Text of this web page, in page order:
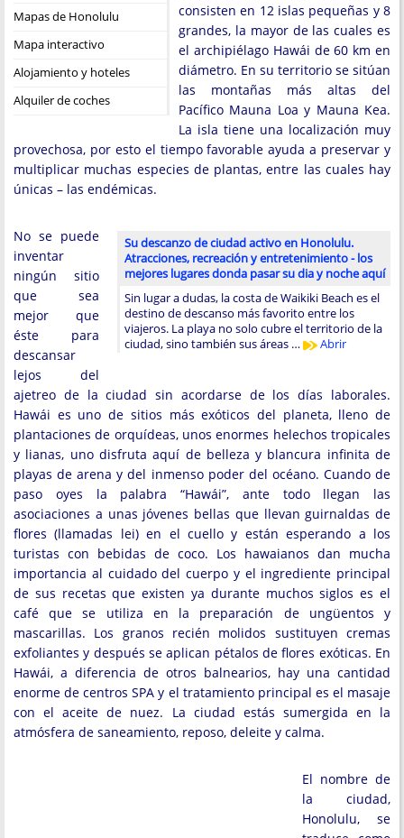
Mapas de Honolulu
Mapa interactivo
Alojamiento y hoteles
Alquiler de coches
consisten en 12 islas pequeñas y 8
grandes, la mayor de las cuales es
el archipiélago Hawái de 60 km en
diámetro. En su territorio se sitúan
las montañas más altas del
Pacífico Mauna Loa y Mauna Kea.
La isla tiene una localización muy
provechosa, por esto el tiempo favorable ayuda a preservar y
multiplicar muchas especies de plantas, entre las cuales hay
únicas – las endémicas.
Su descanzo de ciudad activo en Honolulu.
Atracciones, recreación y entretenimiento - los
mejores lugares donda pasar su dia y noche aquí
Sin lugar a dudas, la costa de Waikiki Beach es el
destino de descanso más favorito entre los
viajeros. La playa no solo cubre el territorio de la
ciudad, sino también sus áreas …
Abrir
No se puede
inventar
ningún sitio
que sea
mejor que
éste para
descansar
lejos del
ajetreo de la ciudad sin acordarse de los días laborales.
Hawái es uno de sitios más exóticos del planeta, lleno de
plantaciones de orquídeas, unos enormes helechos tropicales
y lianas, uno disfruta aquí de belleza y blancura infinita de
playas de arena y del inmenso poder del océano. Cuando de
paso oyes la palabra “Hawái”, ante todo llegan las
asociaciones a unas jóvenes bellas que llevan guirnaldas de
flores (llamadas lei) en el cuello y están esperando a los
turistas con bebidas de coco. Los hawaianos dan mucha
importancia al cuidado del cuerpo y el ingrediente principal
de sus recetas que existen ya durante muchos siglos es el
café que se utiliza en la preparación de ungüentos y
mascarillas. Los granos recién molidos sustituyen cremas
exfoliantes y después se aplican pétalos de flores exóticas. En
Hawái, a diferencia de otros balnearios, hay una cantidad
enorme de centros SPA y el tratamiento principal es el masaje
con el aceite de nuez. La ciudad estás sumergida en la
atmósfera de saneamiento, reposo, deleite y calma.
El nombre de
la ciudad,
Honolulu, se